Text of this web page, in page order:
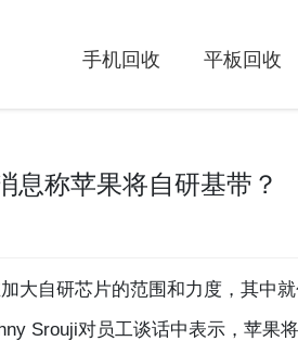
手机回收 平板回收
息称苹果将自研基带？
自研芯片的范围和力度，其中就
Srouji对员工谈话中表示，苹果